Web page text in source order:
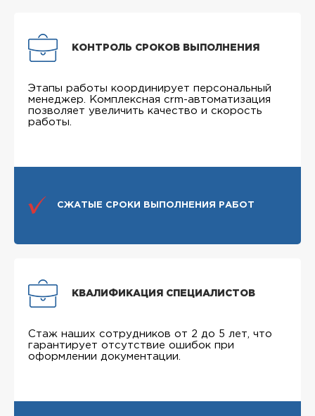
КОНТРОЛЬ СРОКОВ ВЫПОЛНЕНИЯ
Этапы работы координирует персональный
менеджер. Комплексная crm-автоматизация
позволяет увеличить качество и скорость
работы.
СЖАТЫЕ СРОКИ ВЫПОЛНЕНИЯ РАБОТ
КВАЛИФИКАЦИЯ СПЕЦИАЛИСТОВ
Стаж наших сотрудников от 2 до 5 лет, что
гарантирует отсутствие ошибок при
оформлении документации.